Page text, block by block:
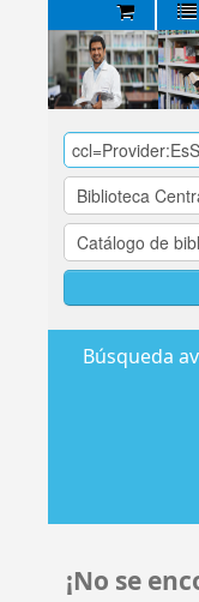
Biblioteca
Central
EsSalud
Búsqueda
¡No se